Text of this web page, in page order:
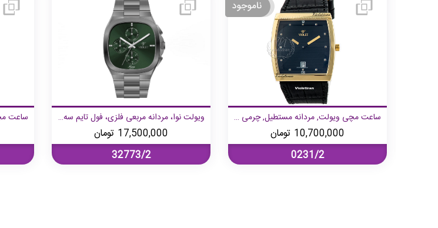
ویولت نوا، مردانه مربعی فلزی، فول تایم سه عقربه، قاب و بند خاکستری صفحه سبز
17,500,000 تومان
32773/2
ساعت مچی ویولت, مردانه مستطیل, چرمی کلاسیک, طلایی صفحه مشکی
10,700,000 تومان
0231/2